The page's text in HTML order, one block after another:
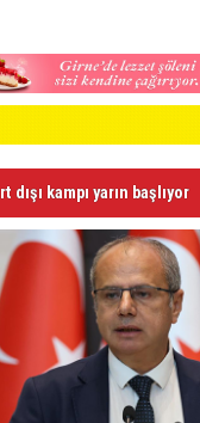
kampı yarın başlıyor